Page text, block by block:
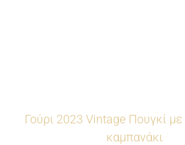
Γούρι 2023 Vintage Πουγκί με
καμπανάκι